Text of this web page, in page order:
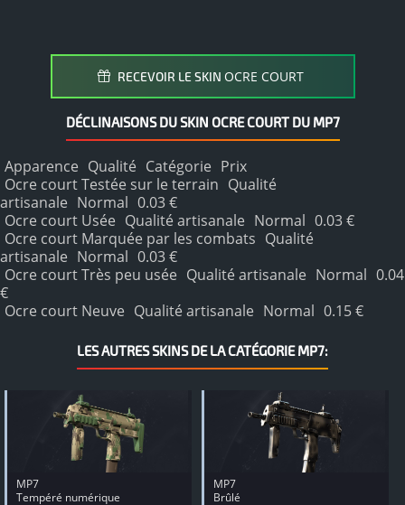
RECEVOIR LE SKIN OCRE COURT
DÉCLINAISONS DU SKIN OCRE COURT DU MP7
Apparence Qualité Catégorie Prix
Ocre court Testée sur le terrain Qualité
artisanale Normal 0.03 €
Ocre court Usée Qualité artisanale Normal 0.03 €
Ocre court Marquée par les combats Qualité
artisanale Normal 0.03 €
Ocre court Très peu usée Qualité artisanale Normal 0.04
€
Ocre court Neuve Qualité artisanale Normal 0.15 €
LES AUTRES SKINS DE LA CATÉGORIE MP7:
MP7
Tempéré numérique
MP7
Brûlé